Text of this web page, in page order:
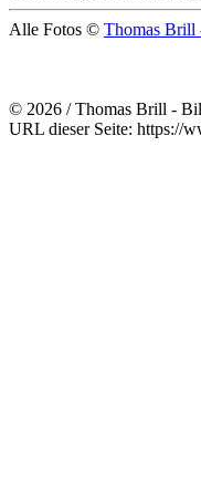
Alle Fotos © Thomas Brill
© 2026 / Thomas Brill -
URL dieser Seite: https://